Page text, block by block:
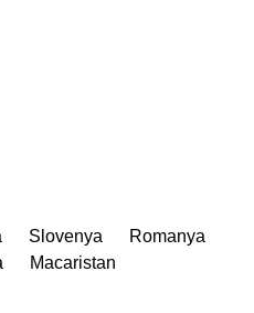
Slovenya
Romanya
Macaristan